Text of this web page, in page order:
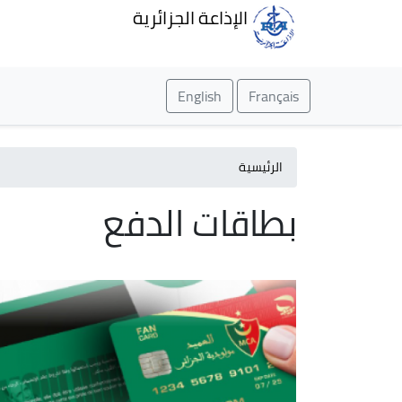
الإذاعة الجزائرية
Français
English
الرئيسية
بطاقات الدفع